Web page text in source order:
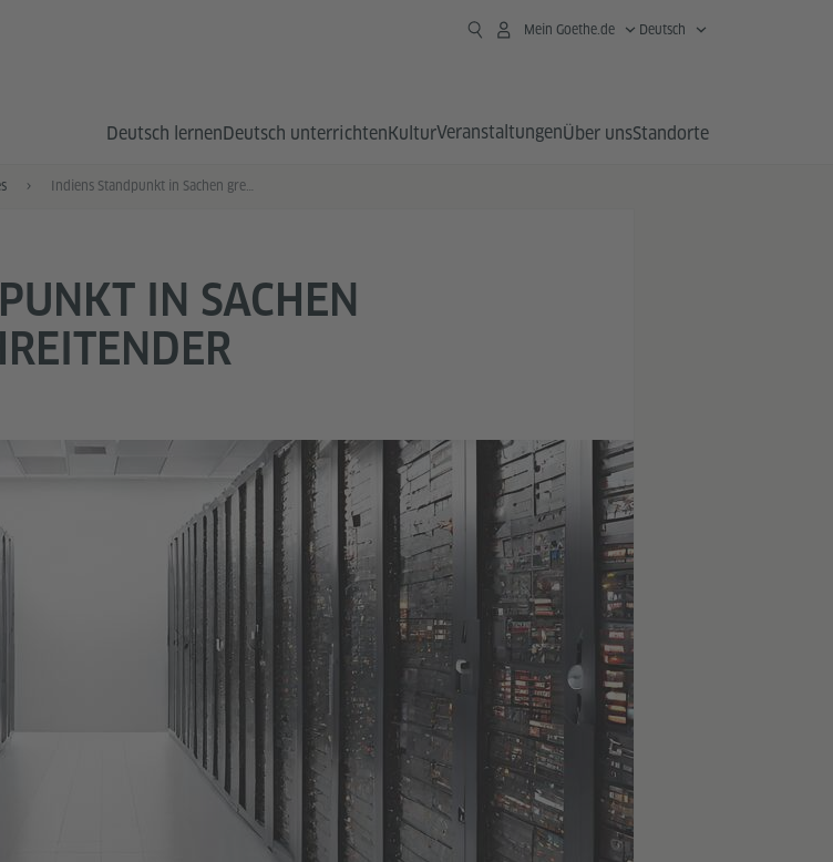
Mein Goethe.de Deutsch
Deutsch lernenDeutsch unterrichtenKulturVeranstaltungenÜber unsStandorte
Indiens Standpunkt in Sachen grenzüberschreitender Datenfluss
IN SACHEN